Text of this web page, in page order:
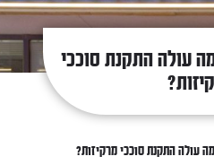
עולה התקנת סוככי
עולה התקנת סוככי מרקיזות?